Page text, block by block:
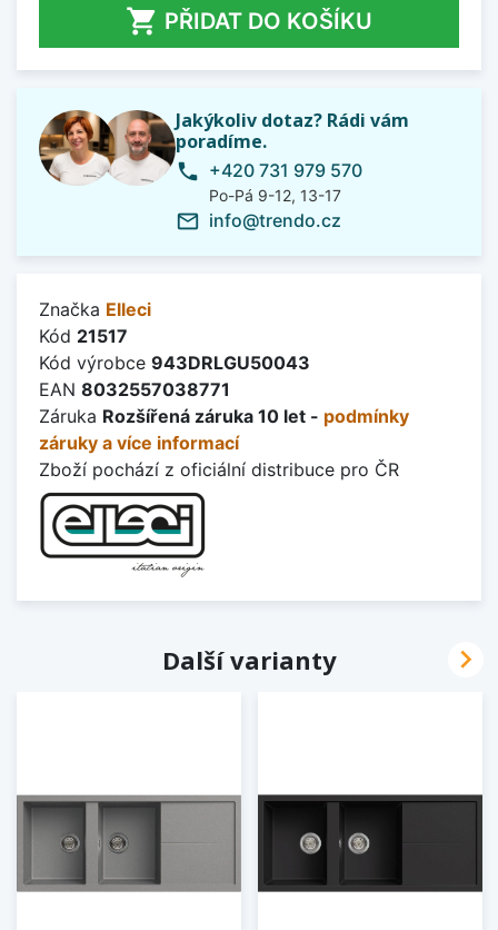
 PŘIDAT DO KOŠÍKU
Jakýkoliv dotaz? Rádi vám
poradíme.
phone +420 731 979 570
Po-Pá 9-12, 13-17
mail_outline info@trendo.cz
Značka Elleci
Kód 21517
Kód výrobce 943DRLGU50043
EAN 8032557038771
Záruka Rozšířená záruka 10 let - podmínky
záruky a více informací
Zboží pochází z oficiální distribuce pro ČR
Další varianty 